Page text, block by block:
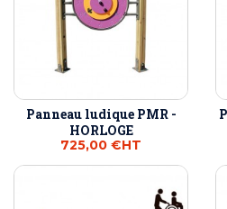
Panneau ludique PMR -
HORLOGE
725,00 €HT